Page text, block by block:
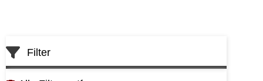
Skip
to
List
Filter